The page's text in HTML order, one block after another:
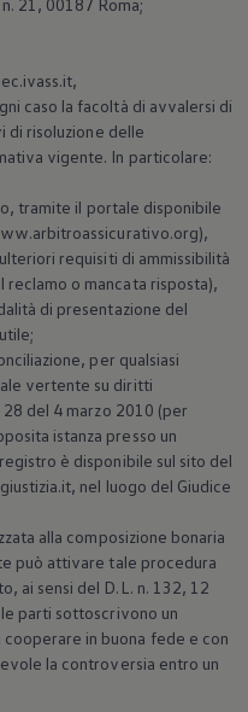
21, 00187 Roma;
caso la facoltà di avvalersi di
di risoluzione delle
vigente. In particolare:
tramite il portale disponibile
requisiti di ammissibilità
reclamo o mancata risposta),
di presentazione del
per qualsiasi
vertente su diritti
28 del 4 marzo 2010 (per
istanza presso un
è disponibile sul sito del
nel luogo del Giudice
alla composizione bonaria
può attivare tale procedura
ai sensi del D.L. n. 132, 12
parti sottoscrivono un
in buona fede e con
la controversia entro un